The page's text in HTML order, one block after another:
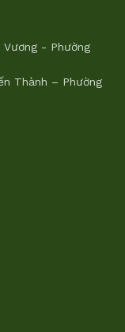
Vương - Phường
Thành – Phường